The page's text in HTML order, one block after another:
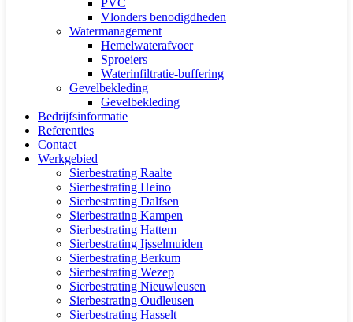
Vlonders benodigdheden
Watermanagement
Hemelwaterafvoer
Sproeiers
Waterinfiltratie-buffering
Gevelbekleding
Gevelbekleding
Bedrijfsinformatie
Referenties
Contact
Werkgebied
Sierbestrating Raalte
Sierbestrating Heino
Sierbestrating Dalfsen
Sierbestrating Kampen
Sierbestrating Hattem
Sierbestrating Ijsselmuiden
Sierbestrating Berkum
Sierbestrating Wezep
Sierbestrating Nieuwleusen
Sierbestrating Oudleusen
Sierbestrating Hasselt